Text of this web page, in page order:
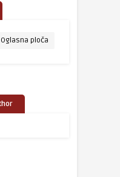
Oglasna ploča